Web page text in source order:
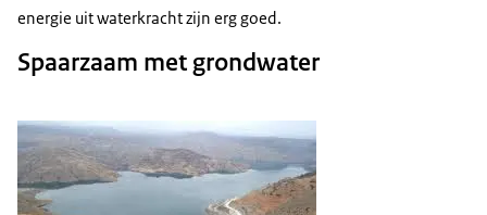
energie uit waterkracht zijn erg goed.
Spaarzaam met grondwater